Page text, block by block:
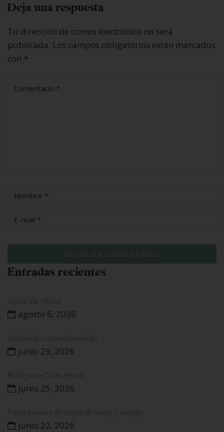
Deja una respuesta
Tu dirección de correo electrónico no será
publicada. Los campos obligatorios están marcados
con *
Entradas recientes
Zadar sin gluten
agosto 6, 2026
Helado de caramelo salado
junio 29, 2026
Málaga 100% sin gluten
junio 25, 2026
Tarta mousse de yogur de oveja y mango
junio 22, 2026